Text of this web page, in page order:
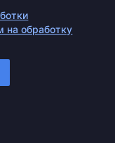
на обработку